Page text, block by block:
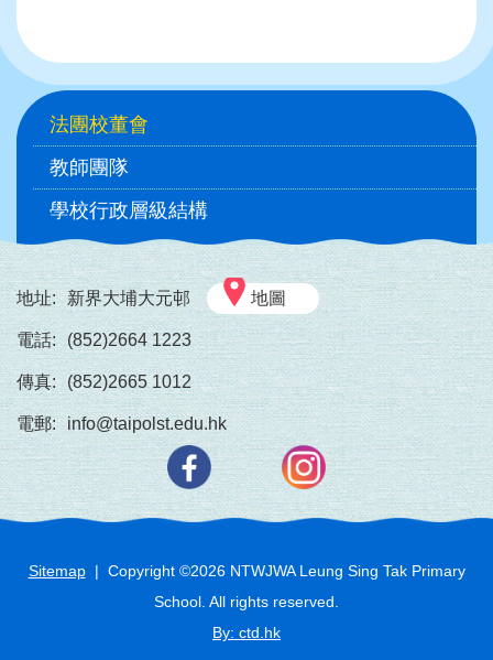
Main
navigation
法團校董會
教師團隊
學校行政層級結構
地址: 新界大埔大元邨 地圖
電話: (852)2664 1223
傳真: (852)2665 1012
電郵: info@taipolst.edu.hk
Sitemap| Copyright ©2026NTWJWA Leung Sing Tak Primary
School. All rights reserved.
By: ctd.hk